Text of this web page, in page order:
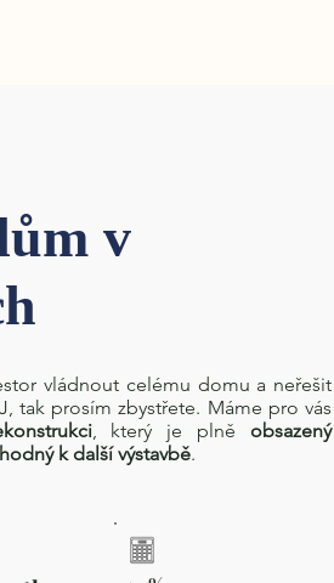
v
vládnout celému domu a neřešit
tak prosím zbystřete. Máme pro vás
, který je plně obsazený
k další výstavbě.